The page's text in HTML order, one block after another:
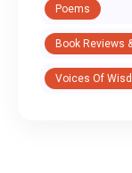
Poems
Book Reviews
Voices Of